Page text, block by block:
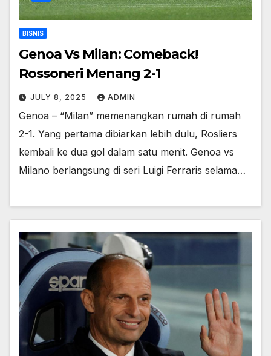
BISNIS
Genoa Vs Milan: Comeback!
Rossoneri Menang 2-1
JULY 8, 2025 ADMIN
Genoa – “Milan” memenangkan rumah di rumah
2-1. Yang pertama dibiarkan lebih dulu, Rosliers
kembali ke dua gol dalam satu menit. Genoa vs
Milano berlangsung di seri Luigi Ferraris selama…